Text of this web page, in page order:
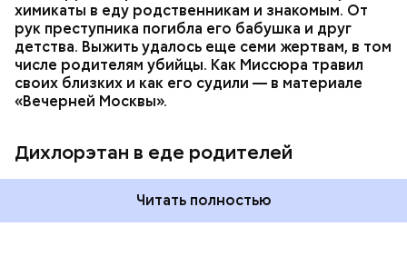
химикаты в еду родственникам и знакомым. От
рук преступника погибла его бабушка и друг
детства. Выжить удалось еще семи жертвам, в том
числе родителям убийцы. Как Миссюра травил
своих близких и как его судили — в материале
«Вечерней Москвы».
Дихлорэтан в еде родителей
Читать полностью
— Личность подозреваемого установлена,
полицией принимаются меры к задержанию, —
Республике Дагестан.